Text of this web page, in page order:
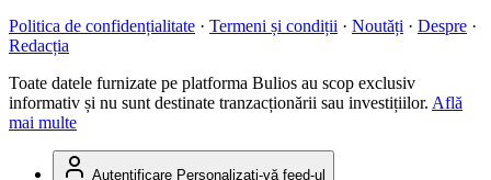
Politica de confidențialitate · Termeni și condiții · Noutăți · Despre ·
Redacția
Toate datele furnizate pe platforma Bulios au scop exclusiv
informativ și nu sunt destinate tranzacționării sau investițiilor. Află
mai multe
Autentificare Personalizați-vă feed-ul